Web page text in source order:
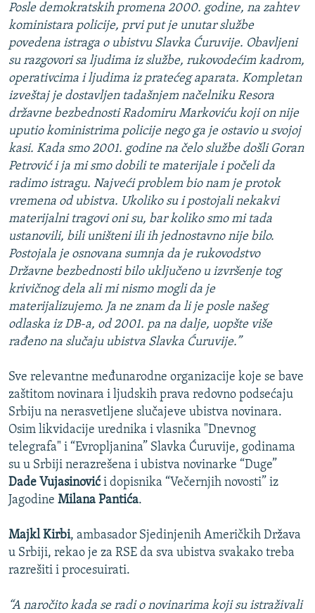
Posle demokratskih promena 2000. godine, na zahtev
koministara policije, prvi put je unutar službe
povedena istraga o ubistvu Slavka Ćuruvije. Obavljeni
su razgovori sa ljudima iz službe, rukovodećim kadrom,
operativcima i ljudima iz pratećeg aparata. Kompletan
izveštaj je dostavljen tadašnjem načelniku Resora
državne bezbednosti Radomiru Markoviću koji on nije
uputio koministrima policije nego ga je ostavio u svojoj
kasi. Kada smo 2001. godine na čelo službe došli Goran
Petrović i ja mi smo dobili te materijale i počeli da
radimo istragu. Najveći problem bio nam je protok
vremena od ubistva. Ukoliko su i postojali nekakvi
materijalni tragovi oni su, bar koliko smo mi tada
ustanovili, bili uništeni ili ih jednostavno nije bilo.
Postojala je osnovana sumnja da je rukovodstvo
Državne bezbednosti bilo uključeno u izvršenje tog
krivičnog dela ali mi nismo mogli da je
materijalizujemo. Ja ne znam da li je posle našeg
odlaska iz DB-a, od 2001. pa na dalje, uopšte više
rađeno na slučaju ubistva Slavka Ćuruvije.”
Sve relevantne međunarodne organizacije koje se bave
zaštitom novinara i ljudskih prava redovno podsećaju
Srbiju na nerasvetljene slučajeve ubistva novinara.
Osim likvidacije urednika i vlasnika "Dnevnog
telegrafa" i “Evropljanina” Slavka Ćuruvije, godinama
su u Srbiji nerazrešena i ubistva novinarke “Duge”
Dade Vujasinovići dopisnika “Večernjih novosti” iz
Jagodine Milana Pantića.
Majkl Kirbi, ambasador Sjedinjenih Američkih Država
u Srbiji, rekao je za RSE da sva ubistva svakako treba
razrešiti i procesuirati.
“A naročito kada se radi o novinarima koji su istraživali